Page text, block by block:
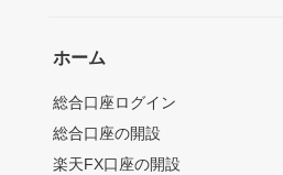
ホーム
総合口座ログイン
総合口座の開設
楽天FX口座の開設